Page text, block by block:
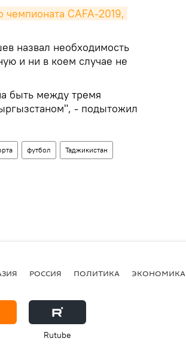
чемпионата CAFA-2019,
назвал необходимость
и ни в коем случае не
быть между тремя
- подытожил
футбол Таджикистан
РОССИЯ ПОЛИТИКА ЭКОНОМИКА
Rutube